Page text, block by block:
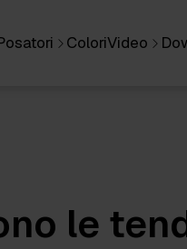
ColoriVideo
le